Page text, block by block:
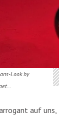
Look by
auf uns,